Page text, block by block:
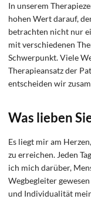
In unserem
hohen Wert darauf,
betrachten nicht nur
mit verschiedenen
Schwerpunkt. Viele
Therapieansatz der
entscheiden wir
Was lieben
Es liegt mir am
zu erreichen. Jeden
ich mich darüber,
Wegbegleiter
und Individualität